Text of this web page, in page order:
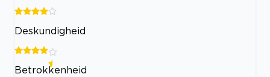
Deskundigheid
Betrokkenheid